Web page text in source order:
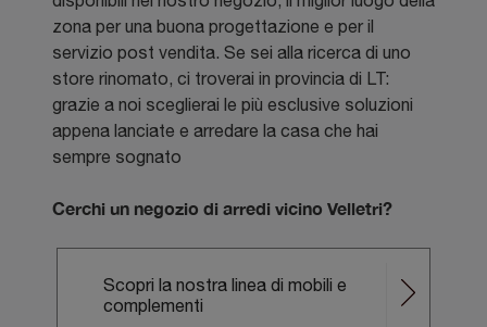
zona per una buona progettazione e per il
servizio post vendita. Se sei alla ricerca di uno
store rinomato, ci troverai in provincia di LT:
grazie a noi sceglierai le più esclusive soluzioni
appena lanciate e arredare la casa che hai
sempre sognato
Cerchi un negozio di arredi vicino Velletri?
Scopri la nostra linea di mobili e
complementi